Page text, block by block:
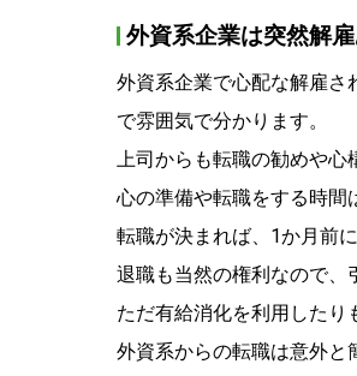
外資系企業は突然解雇
外資系企業で心配な解雇さ
で雰囲気で分かります。
上司からも転職の勧めや心
心の準備や転職をする時間
転職が決まれば、1か月前
退職も当然の権利なので、
ただ有給消化を利用したり
外資系からの転職は意外と